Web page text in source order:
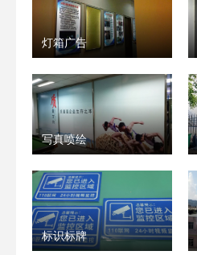
灯箱广告
写真喷绘
标识标牌